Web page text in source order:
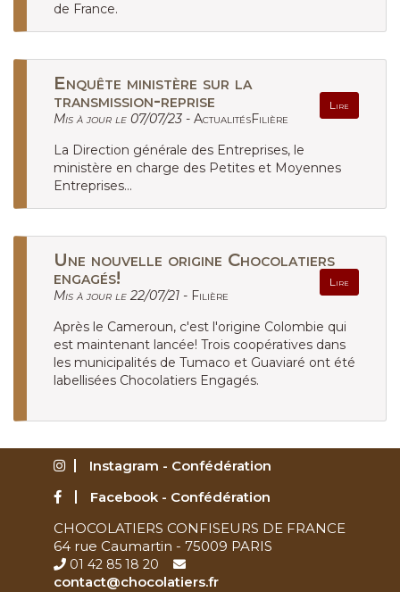
de France.
Enquête ministère sur la
transmission-reprise
Lire
Mis à jour le 07/07/23 - ActualitésFilière
La Direction générale des Entreprises, le
ministère en charge des Petites et Moyennes
Entreprises...
Une nouvelle origine Chocolatiers
engagés!
Lire
Mis à jour le 22/07/21 - Filière
Après le Cameroun, c'est l'origine Colombie qui
est maintenant lancée! Trois coopératives dans
les municipalités de Tumaco et Guaviaré ont été
labellisées Chocolatiers Engagés.
Instagram - Confédération
Facebook - Confédération
CHOCOLATIERS CONFISEURS DE FRANCE
64 rue Caumartin - 75009 PARIS
01 42 85 18 20
contact@chocolatiers.fr